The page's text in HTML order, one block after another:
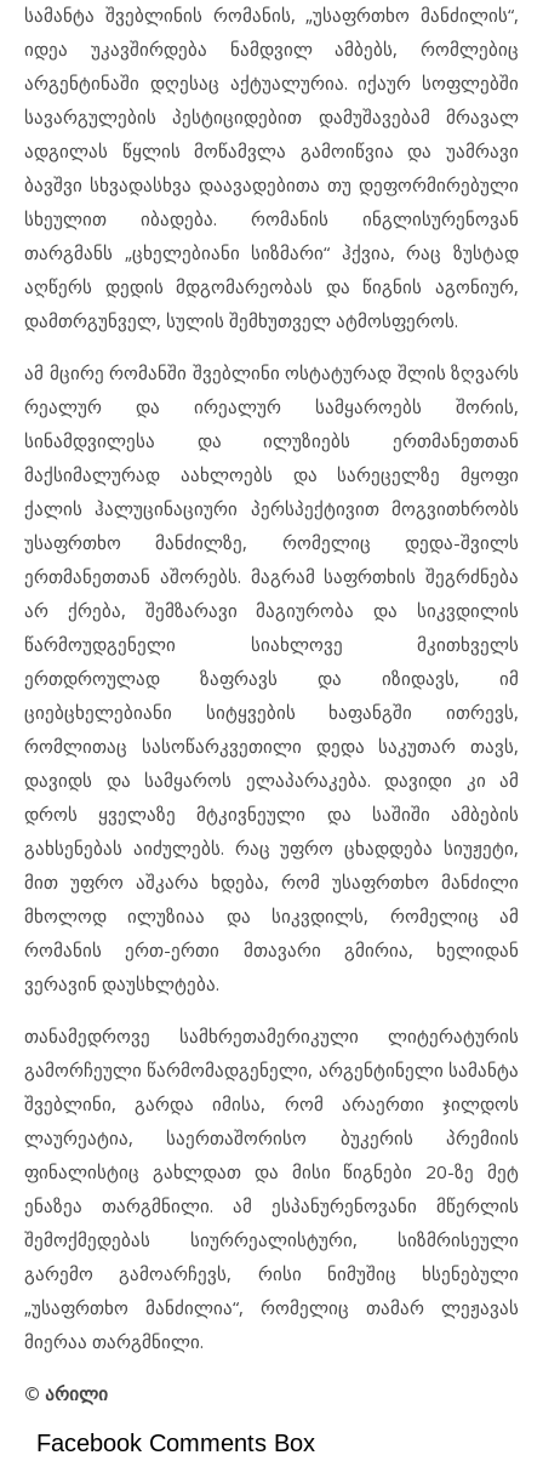
სამანტა შვებლინის რომანის, „უსაფრთხო მანძილის“,
იდეა უკავშირდება ნამდვილ ამბებს, რომლებიც
არგენტინაში დღესაც აქტუალურია. იქაურ სოფლებში
სავარგულების პესტიციდებით დამუშავებამ მრავალ
ადგილას წყლის მოწამვლა გამოიწვია და უამრავი
ბავშვი სხვადასხვა დაავადებითა თუ დეფორმირებული
სხეულით იბადება. რომანის ინგლისურენოვან
თარგმანს „ცხელებიანი სიზმარი“ ჰქვია, რაც ზუსტად
აღწერს დედის მდგომარეობას და წიგნის აგონიურ,
დამთრგუნველ, სულის შემხუთველ ატმოსფეროს.
ამ მცირე რომანში შვებლინი ოსტატურად შლის ზღვარს
რეალურ და ირეალურ სამყაროებს შორის,
სინამდვილესა და ილუზიებს ერთმანეთთან
მაქსიმალურად აახლოებს და სარეცელზე მყოფი
ქალის ჰალუცინაციური პერსპექტივით მოგვითხრობს
უსაფრთხო მანძილზე, რომელიც დედა-შვილს
ერთმანეთთან აშორებს. მაგრამ საფრთხის შეგრძნება
არ ქრება, შემზარავი მაგიურობა და სიკვდილის
წარმოუდგენელი სიახლოვე მკითხველს
ერთდროულად ზაფრავს და იზიდავს, იმ
ციებცხელებიანი სიტყვების ხაფანგში ითრევს,
რომლითაც სასოწარკვეთილი დედა საკუთარ თავს,
დავიდს და სამყაროს ელაპარაკება. დავიდი კი ამ
დროს ყველაზე მტკივნეული და საშიში ამბების
გახსენებას აიძულებს. რაც უფრო ცხადდება სიუჟეტი,
მით უფრო აშკარა ხდება, რომ უსაფრთხო მანძილი
მხოლოდ ილუზიაა და სიკვდილს, რომელიც ამ
რომანის ერთ-ერთი მთავარი გმირია, ხელიდან
ვერავინ დაუსხლტება.
თანამედროვე სამხრეთამერიკული ლიტერატურის
გამორჩეული წარმომადგენელი, არგენტინელი სამანტა
შვებლინი, გარდა იმისა, რომ არაერთი ჯილდოს
ლაურეატია, საერთაშორისო ბუკერის პრემიის
ფინალისტიც გახლდათ და მისი წიგნები 20-ზე მეტ
ენაზეა თარგმნილი. ამ ესპანურენოვანი მწერლის
შემოქმედებას სიურრეალისტური, სიზმრისეული
გარემო გამოარჩევს, რისი ნიმუშიც ხსენებული
„უსაფრთხო მანძილია“, რომელიც თამარ ლეჟავას
მიერაა თარგმნილი.
© არილი
Facebook Comments Box